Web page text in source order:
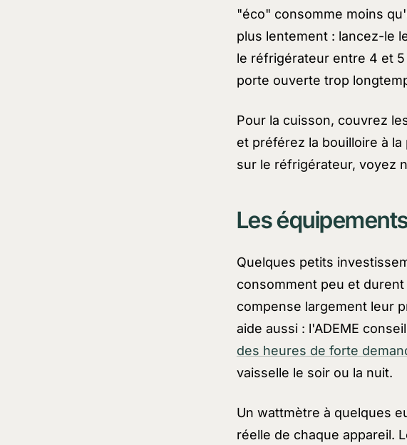
"éco" consomme moins
plus lentement : lancez-le
le réfrigérateur entre 4 et
porte ouverte trop
Pour la cuisson, couvrez
et préférez la bouilloire à
sur le réfrigérateur, voyez
Les
Quelques petits
consomment peu et
compense largement leur
aide aussi : l'ADEME
des heures de forte
vaisselle le soir ou la nuit.
Un wattmètre à quelques
réelle de chaque appareil.